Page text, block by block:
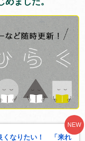
くなりたい！ 「来れ
NEW